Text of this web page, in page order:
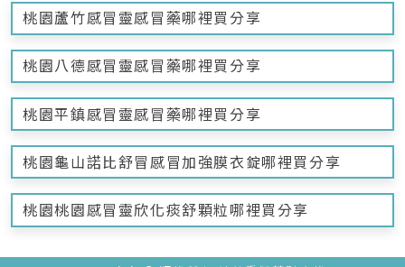
桃園蘆竹感冒靈感冒藥哪裡買分享
桃園八德感冒靈感冒藥哪裡買分享
桃園平鎮感冒靈感冒藥哪裡買分享
桃園龜山諾比舒冒感冒加強膜衣錠哪裡買分享
桃園桃園感冒靈欣化痰舒顆粒哪裡買分享